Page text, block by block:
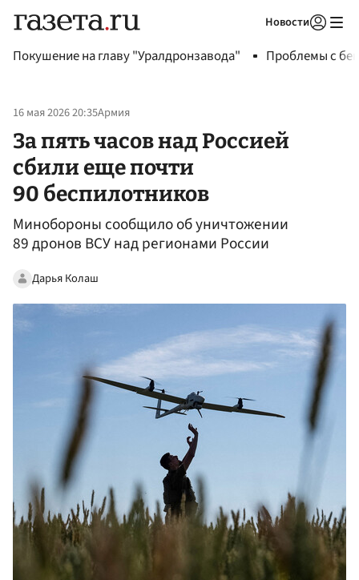
Новости
Покушение на главу "Уралдронзавода" Проблемы с
16 мая 2026 20:35Армия
За пять часов над Россией
сбили еще почти
90 беспилотников
Минобороны сообщило об уничтожении
89 дронов ВСУ над регионами России
Дарья Колаш